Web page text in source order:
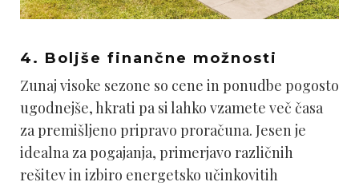
4. Boljše finančne možnosti
Zunaj visoke sezone so cene in ponudbe pogosto
ugodnejše, hkrati pa si lahko vzamete več časa
za premišljeno pripravo proračuna. Jesen je
idealna za pogajanja, primerjavo različnih
rešitev in izbiro energetsko učinkovitih